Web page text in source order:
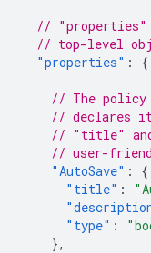
// "properties"
// top-level
"properties" : {
// The policy
// declares it
// "title" and
// user-
"AutoSave" :
{
"title" :
"type" :
},